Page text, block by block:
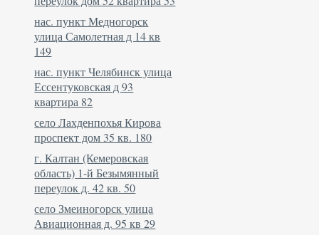
нас. пункт Медногорск
улица Самолетная д 14 кв
149
нас. пункт Челябинск улица
Ессентуковская д 93
квартира 82
село Лахденпохья Кирова
проспект дом 35 кв. 180
г. Калтан (Кемеровская
область) 1-й Безымянный
переулок д. 42 кв. 50
село Змеиногорск улица
Авиационная д. 95 кв 29